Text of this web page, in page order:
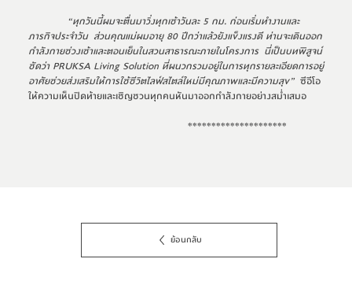
“ทุกวันนี้ผมจะตื่นมาวิ่งทุกเช้าวันละ 5 กม. ก่อนเริ่มทำงานและ
ภารกิจประจำวัน  ส่วนคุณแม่ผมอายุ 80 ปีกว่าแล้วยังแข็งแรงดี ท่านจะเดินออก
กำลังกายช่วงเช้าและตอนเย็นในสวนสาธารณะภายในโครงการ นี่เป็นบทพิสูจน์
ชัดว่า PRUKSA Living Solution ที่ผนวกรวมอยู่ในการทุกรายละเอียดการอยู่
อาศัยช่วยส่งเสริมให้การใช้ชีวิตไลฟ์สไตล์ใหม่มีคุณภาพและมีความสุข” ซีอีโอ
ให้ความเห็นปิดท้ายและเชิญชวนทุกคนหันมาออกกำลังกายอย่างสม่ำเสมอ
*********************
ย้อนกลับ